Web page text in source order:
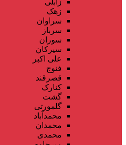
زهک
سراوان
سرباز
سوران
سیرکان
علی اکبر
فنوج
قصرقند
کنارک
گشت
گلمورتی
محمدآباد
محمدان
محمدی